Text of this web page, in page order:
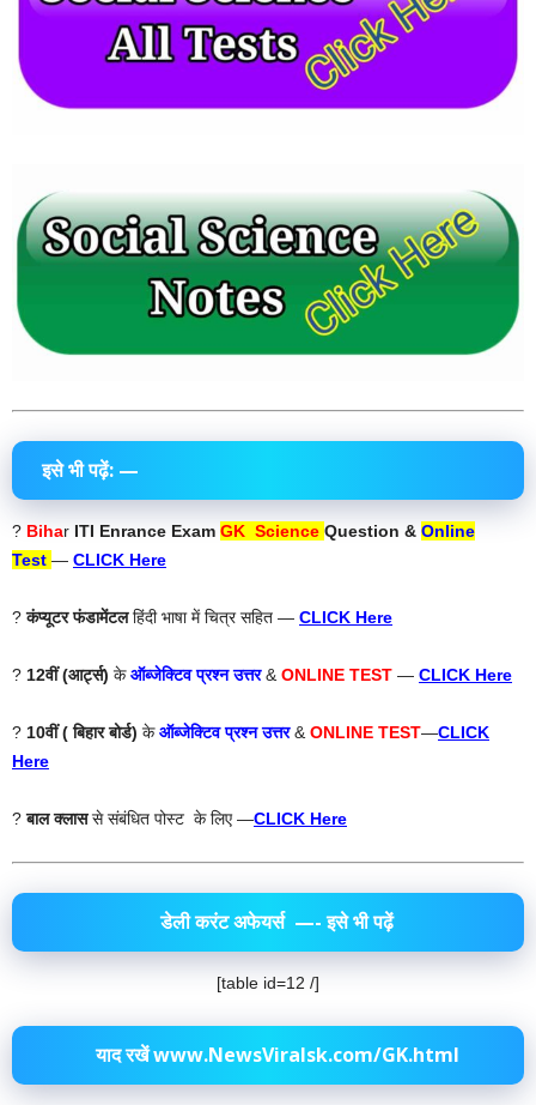
इसे भी पढ़ें: —
? Bihar ITI Enrance Exam GK Science Question & Online
Test — CLICK Here
?कंप्यूटर फंडामेंटलहिंदी भाषा में चित्र सहित — CLICK Here
? 12वीं (आर्ट्स) केऑब्जेक्टिव प्रश्न उत्तर &ONLINE TEST — CLICK Here
? 10वीं ( बिहार बोर्ड) केऑब्जेक्टिव प्रश्न उत्तर&ONLINE TEST—CLICK
Here
?बाल क्लाससे संबंधित पोस्ट के लिए —CLICK Here
डेली करंट अफेयर्स —- इसे भी पढ़ें
[table id=12 /]
याद रखें www.NewsViralsk.com/GK.html